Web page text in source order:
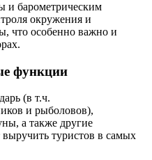
и барометрическим
окружения и
что особенно важно и
функции
(в т.ч.
и рыболовов),
а также другие
туристов в самых